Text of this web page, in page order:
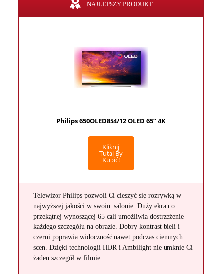
NAJLEPSZY PRODUKT
Philips 650OLED854/12 OLED 65” 4K
Kliknij
Tutaj By
Kupić!
Telewizor Philips pozwoli Ci cieszyć się rozrywką w
najwyższej jakości w swoim salonie. Duży ekran o
przekątnej wynoszącej 65 cali umożliwia dostrzeżenie
każdego szczegółu na obrazie. Dobry kontrast bieli i
czerni poprawia widoczność nawet podczas ciemnych
scen. Dzięki technologii HDR i Ambilight nie umknie Ci
żaden szczegół w filmie.